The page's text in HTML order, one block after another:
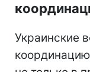
Украинские